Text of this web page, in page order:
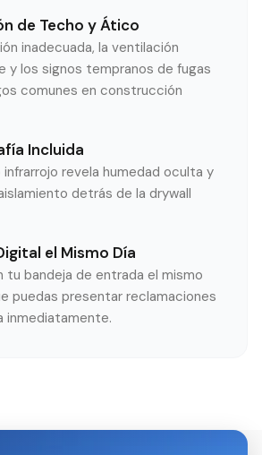
de Techo y Ático
inadecuada, la ventilación
y los signos tempranos de fugas
comunes en construcción
Incluida
infrarrojo revela humedad oculta y
detrás de la drywall
el Mismo Día
tu bandeja de entrada el mismo
puedas presentar reclamaciones
inmediatamente.